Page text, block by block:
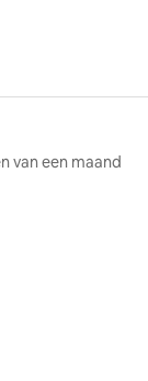
van een maand